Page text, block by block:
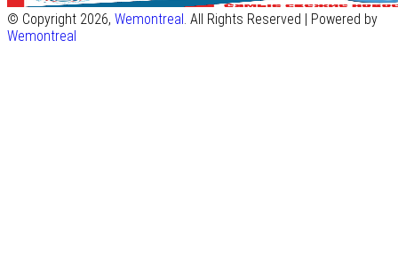
© Copyright 2026, Wemontreal. All Rights Reserved | Powered by
Wemontreal